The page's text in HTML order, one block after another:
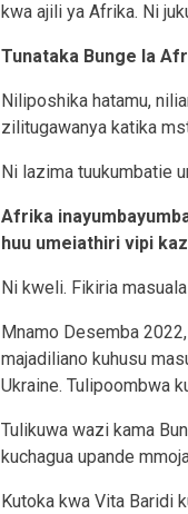
kwa ajili ya Afrika. Ni
Tunataka Bunge la
Niliposhika hatamu,
zilitugawanya katika
Ni lazima tuukumbatie
Afrika
huu umeiathiri vipi
Ni kweli. Fikiria
Mnamo Desemba
majadiliano kuhusu
Ukraine. Tulipoombwa
Tulikuwa wazi kama
kuchagua upande
Kutoka kwa Vita Baridi